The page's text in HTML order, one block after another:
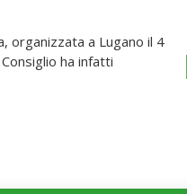
organizzata a Lugano il 4
ha infatti